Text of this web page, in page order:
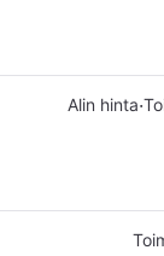
Alin hinta·